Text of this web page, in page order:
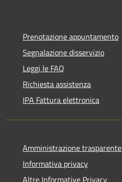
Prenotazione appuntamento
Segnalazione disservizio
Leggi le FAQ
Richiesta assistenza
IPA Fattura elettronica
Amministrazione trasparente
Informativa privacy
Altre Informative Privacy